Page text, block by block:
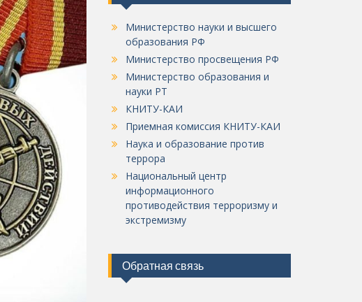
Министерство науки и высшего
образования РФ
Министерство просвещения РФ
Министерство образования и
науки РТ
КНИТУ-КАИ
Приемная комиссия КНИТУ-КАИ
Наука и образование против
террора
Национальный центр
информационного
противодействия терроризму и
экстремизму
Обратная связь